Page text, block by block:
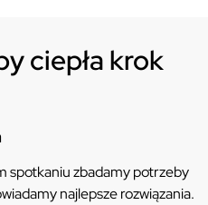
ciepła krok
spotkaniu zbadamy potrzeby
najlepsze rozwiązania.